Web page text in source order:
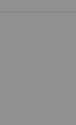
por
ser virado